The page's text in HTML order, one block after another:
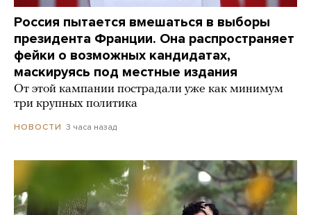
Россия пытается вмешаться в выборы
президента Франции. Она распространяет
фейки о возможных кандидатах,
маскируясь под местные издания
От этой кампании пострадали уже как минимум
три крупных политика
НОВОСТИ 3 часа назад